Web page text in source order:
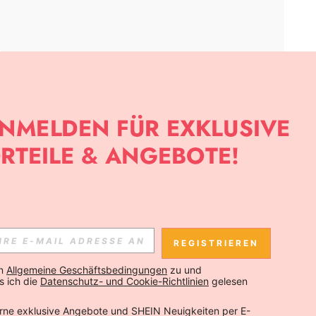
APP
ANMELDEST, KANNST DU DIE NEUESTEN TRENDS VOR
DICH JEDERZEIT ABMELDEN).
Abonnieren
Abonnieren
REGISTRIEREN
Allgemeine Geschäftsbedingungen zu und
ich die Datenschutz- und Cookie-Richtlinien gelesen
exklusive Angebote und SHEIN Neuigkeiten per E-